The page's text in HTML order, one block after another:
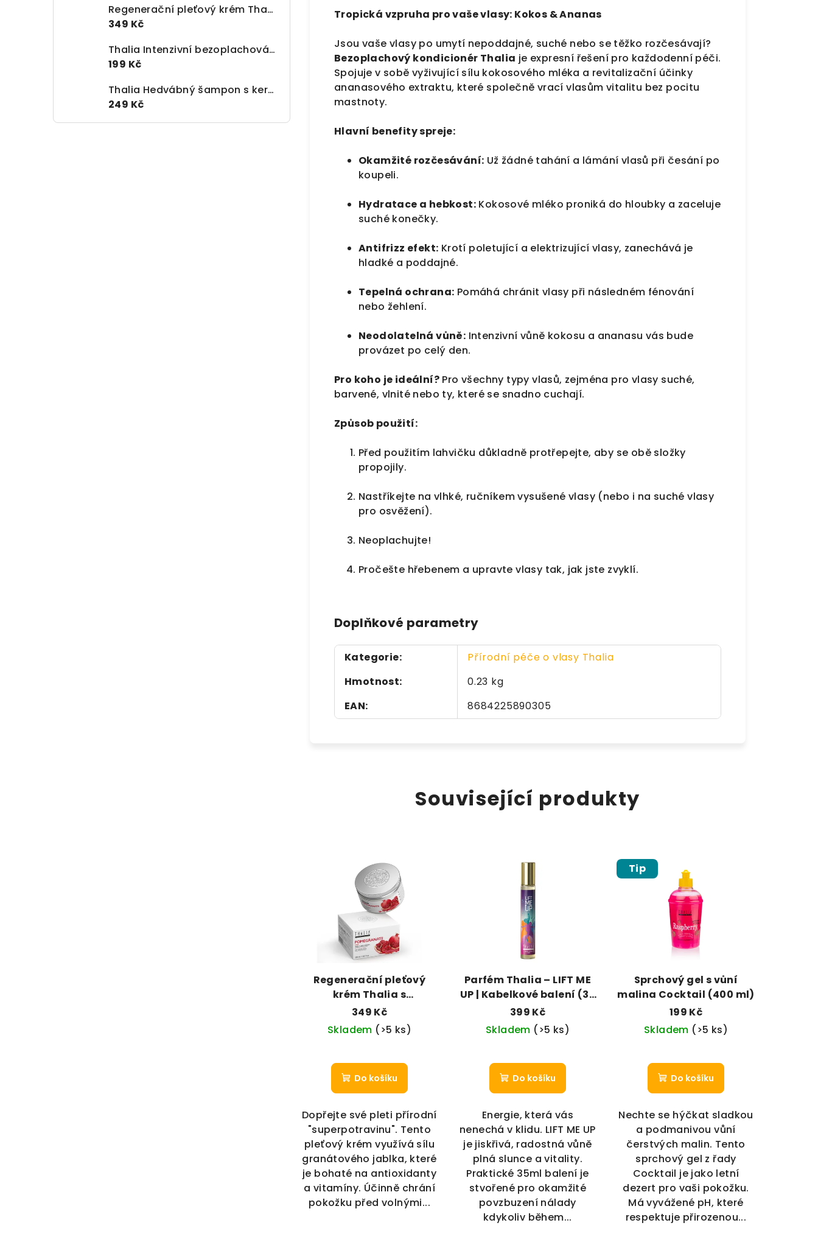
Regenerační pleťový krém Thalia s granátovým jablkem (250 ml)
349 Kč
Thalia Intenzivní bezoplachová maska na vlasy | Regenerace & Ochrana (150 ml)
199 Kč
Thalia Hedvábný šampon s keratinem – Pro hloubkovou obnovu (300 ml)
249 Kč
Tropická vzpruha pro vaše vlasy: Kokos & Ananas
Jsou vaše vlasy po umytí nepoddajné, suché nebo se těžko rozčesávají?
Bezoplachový kondicionér Thalia je expresní řešení pro každodenní péči.
Spojuje v sobě vyživující sílu kokosového mléka a revitalizační účinky
ananasového extraktu, které společně vrací vlasům vitalitu bez pocitu
mastnoty.
Hlavní benefity spreje:
Okamžité rozčesávání: Už žádné tahání a lámání vlasů při česání po
koupeli.
Hydratace a hebkost: Kokosové mléko proniká do hloubky a zaceluje
suché konečky.
Antifrizz efekt: Krotí poletující a elektrizující vlasy, zanechává je
hladké a poddajné.
Tepelná ochrana: Pomáhá chránit vlasy při následném fénování
nebo žehlení.
Neodolatelná vůně: Intenzivní vůně kokosu a ananasu vás bude
provázet po celý den.
Pro koho je ideální? Pro všechny typy vlasů, zejména pro vlasy suché,
barvené, vlnité nebo ty, které se snadno cuchají.
Způsob použití:
Před použitím lahvičku důkladně protřepejte, aby se obě složky
propojily.
Nastříkejte na vlhké, ručníkem vysušené vlasy (nebo i na suché vlasy
pro osvěžení).
Neoplachujte!
Pročešte hřebenem a upravte vlasy tak, jak jste zvyklí.
Doplňkové parametry
Kategorie:
Přírodní péče o vlasy Thalia
Hmotnost:
0.23 kg
EAN: 8684225890305
Související produkty
Regenerační pleťový
krém Thalia s
granátovým jablkem
(250 ml)
349 Kč
Skladem (>5 ks)
Do košíku
Dopřejte své pleti přírodní
"superpotravinu". Tento
pleťový krém využívá sílu
granátového jablka, které
je bohaté na antioxidanty
a vitamíny. Účinně chrání
pokožku před volnými...
Parfém Thalia – LIFT ME
UP | Kabelkové balení (35
ml)
399 Kč
Skladem (>5 ks)
Do košíku
Energie, která vás
nenechá v klidu. LIFT ME UP
je jiskřivá, radostná vůně
plná slunce a vitality.
Praktické 35ml balení je
stvořené pro okamžité
povzbuzení nálady
kdykoliv během...
Tip
Sprchový gel s vůní
malina Cocktail (400 ml)
199 Kč
Skladem (>5 ks)
Do košíku
Nechte se hýčkat sladkou
a podmanivou vůní
čerstvých malin. Tento
sprchový gel z řady
Cocktail je jako letní
dezert pro vaši pokožku.
Má vyvážené pH, které
respektuje přirozenou...